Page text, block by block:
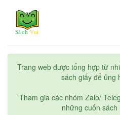
Trang web được tổng hợp từ
sách giấy để ủng
Tham gia các nhóm Zalo/
những cuốn sách